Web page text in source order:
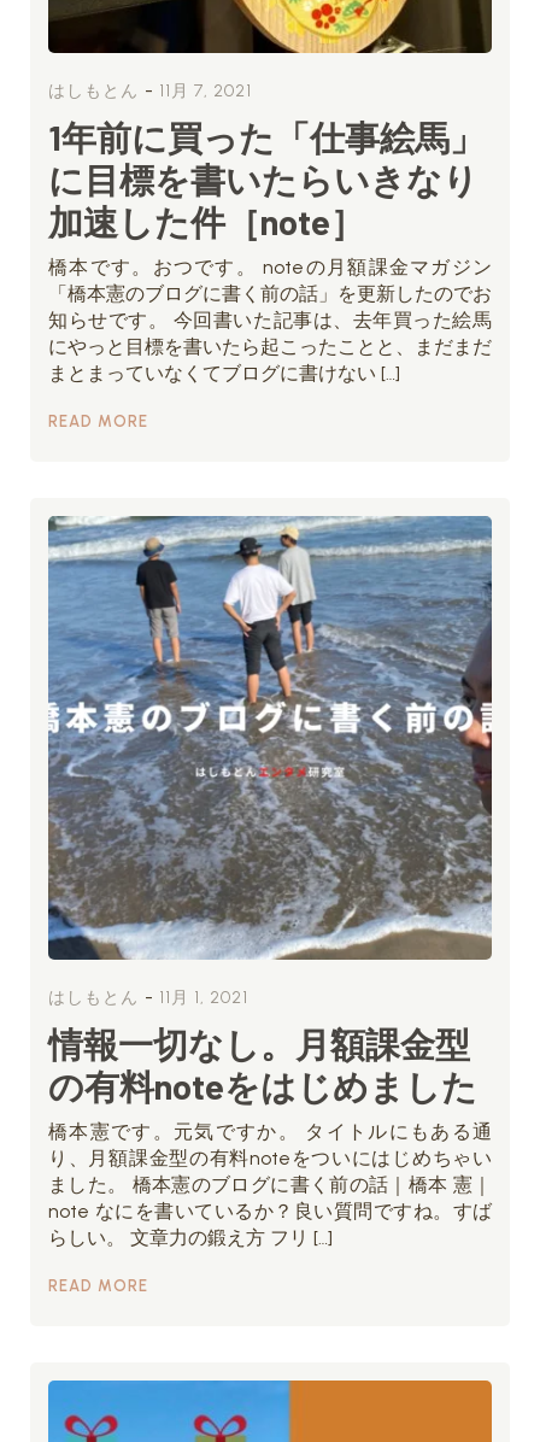
はしもとん - 11月 7, 2021
1年前に買った「仕事絵馬」
に目標を書いたらいきなり
加速した件［note］
橋本です。おつです。 noteの月額課金マガジン
「橋本憲のブログに書く前の話」を更新したのでお
知らせです。 今回書いた記事は、去年買った絵馬
にやっと目標を書いたら起こったことと、まだまだ
まとまっていなくてブログに書けない […]
READ MORE
はしもとん - 11月 1, 2021
情報一切なし。月額課金型
の有料noteをはじめました
橋本憲です。元気ですか。 タイトルにもある通
り、月額課金型の有料noteをついにはじめちゃい
ました。 橋本憲のブログに書く前の話｜橋本 憲｜
note なにを書いているか？良い質問ですね。すば
らしい。 文章力の鍛え方 フリ […]
READ MORE